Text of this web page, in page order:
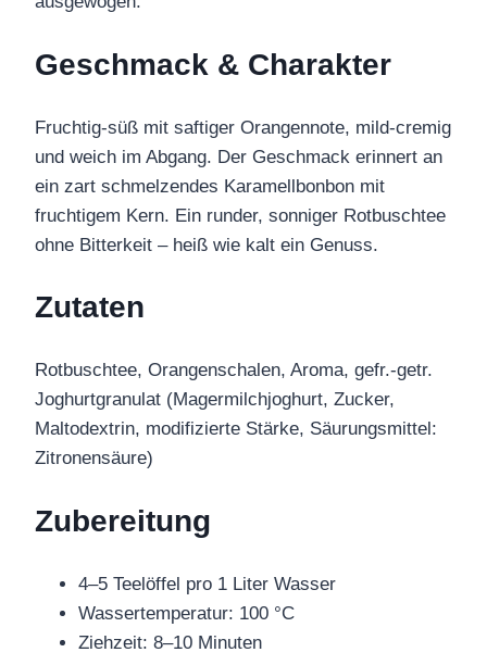
Geschmack & Charakter
Fruchtig-süß mit saftiger Orangennote, mild-cremig
und weich im Abgang. Der Geschmack erinnert an
ein zart schmelzendes Karamellbonbon mit
fruchtigem Kern. Ein runder, sonniger Rotbuschtee
ohne Bitterkeit – heiß wie kalt ein Genuss.
Zutaten
Rotbuschtee, Orangenschalen, Aroma, gefr.-getr.
Joghurtgranulat (Magermilchjoghurt, Zucker,
Maltodextrin, modifizierte Stärke, Säurungsmittel:
Zitronensäure)
Zubereitung
4–5 Teelöffel pro 1 Liter Wasser
Wassertemperatur: 100 °C
Ziehzeit: 8–10 Minuten